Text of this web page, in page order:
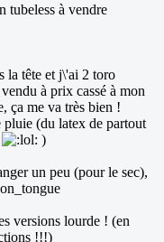
tubeless à vendre
la tête et j\'ai 2 toro
à prix cassé à mon
ça me va très bien !
pluie (du latex de partout
)
un peu (pour le sec),
versions lourde ! (en
!!!)